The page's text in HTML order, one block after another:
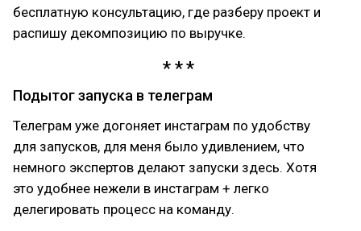
бесплатную консультацию, где разберу проект и
распишу декомпозицию по выручке.
Подытог запуска в телеграм
Телеграм уже догоняет инстаграм по удобству
для запусков, для меня было удивлением, что
немного экспертов делают запуски здесь. Хотя
это удобнее нежели в инстаграм + легко
делегировать процесс на команду.